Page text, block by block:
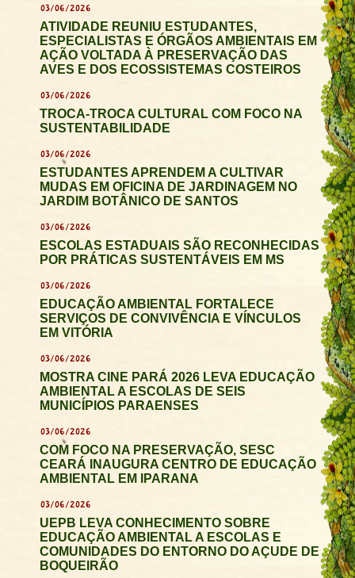
03/06/2026
ATIVIDADE REUNIU ESTUDANTES,
ESPECIALISTAS E ÓRGÃOS AMBIENTAIS EM
AÇÃO VOLTADA À PRESERVAÇÃO DAS
AVES E DOS ECOSSISTEMAS COSTEIROS
03/06/2026
TROCA-TROCA CULTURAL COM FOCO NA
SUSTENTABILIDADE
03/06/2026
ESTUDANTES APRENDEM A CULTIVAR
MUDAS EM OFICINA DE JARDINAGEM NO
JARDIM BOTÂNICO DE SANTOS
03/06/2026
ESCOLAS ESTADUAIS SÃO RECONHECIDAS
POR PRÁTICAS SUSTENTÁVEIS EM MS
03/06/2026
EDUCAÇÃO AMBIENTAL FORTALECE
SERVIÇOS DE CONVIVÊNCIA E VÍNCULOS
EM VITÓRIA
03/06/2026
MOSTRA CINE PARÁ 2026 LEVA EDUCAÇÃO
AMBIENTAL A ESCOLAS DE SEIS
MUNICÍPIOS PARAENSES
03/06/2026
COM FOCO NA PRESERVAÇÃO, SESC
CEARÁ INAUGURA CENTRO DE EDUCAÇÃO
AMBIENTAL EM IPARANA
03/06/2026
UEPB LEVA CONHECIMENTO SOBRE
EDUCAÇÃO AMBIENTAL A ESCOLAS E
COMUNIDADES DO ENTORNO DO AÇUDE DE
BOQUEIRÃO